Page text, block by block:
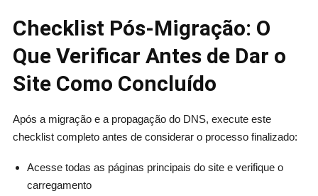
Checklist Pós-Migração: O
Que Verificar Antes de Dar o
Site Como Concluído
Após a migração e a propagação do DNS, execute este
checklist completo antes de considerar o processo finalizado:
Acesse todas as páginas principais do site e verifique o
carregamento